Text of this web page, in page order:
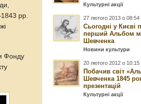
рр.
Фонду
Культурні акції
27 лютого 2013 о 08:54
Сьогодні у Києві
перший Альбом
Шевченка
Новини культури
20 лютого 2012 о 10:15
Побачив світ
Шевченка 1845
презентацій
Культурні акції